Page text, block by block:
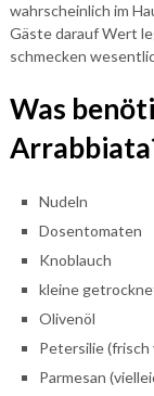
wahrscheinlich im
Gäste darauf Wert
schmecken
Was
Nudeln
Dosentomaten
Knoblauch
kleine
Olivenöl
Petersilie (frisch
Parmesan